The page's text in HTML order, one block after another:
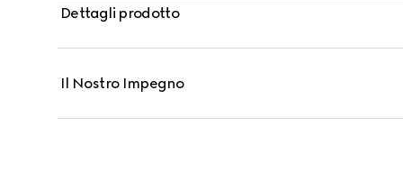
Dettagli prodotto
Il Nostro Impegno